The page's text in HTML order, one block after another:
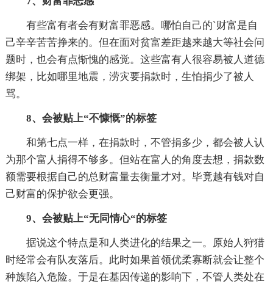
有些富有者会有财富罪恶感。哪怕自己的`财富是自
己辛辛苦苦挣来的。但在面对贫富差距越来越大等社会问
题时，也会有点惭愧的感觉。这些富有人很容易被人道德
绑架，比如哪里地震，涝灾要捐款时，生怕捐少了被人
骂。
8、会被贴上“不慷慨”的标签
和第七点一样，在捐款时，不管捐多少，都会被人认
为那个富人捐得不够多。但站在富人的角度去想，捐款数
额需要根据自己的总财富量去衡量才对。毕竟越有钱对自
己财富的保护欲会更强。
9、会被贴上“无同情心“的标签
据说这个特点是和人类进化的结果之一。原始人狩猎
时经常会有队友落后。此时如果首领优柔寡断就会让整个
种族陷入危险。于是在基因传递的影响下，不管人类处在